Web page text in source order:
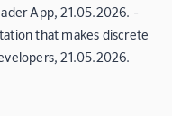
App, 21.05.2026. -
that makes discrete
21.05.2026.